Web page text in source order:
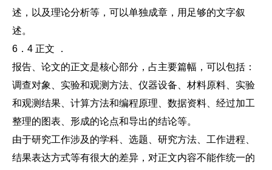
述，以及理论分析等，可以单独成章，用足够的文字叙
述。
6．4 正文 ．
报告、论文的正文是核心部分，占主要篇幅，可以包括：
调查对象、实验和观测方法、仪器设备、材料原料、实验
和观测结果、计算方法和编程原理、数据资料、经过加工
整理的图表、形成的论点和导出的结论等。
由于研究工作涉及的学科、选题、研究方法、工作进程、
结果表达方式等有很大的差异，对正文内容不能作统一的